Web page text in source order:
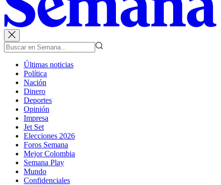
Últimas noticias
Política
Nación
Dinero
Deportes
Opinión
Impresa
Jet Set
Elecciones 2026
Foros Semana
Mejor Colombia
Semana Play
Mundo
Confidenciales